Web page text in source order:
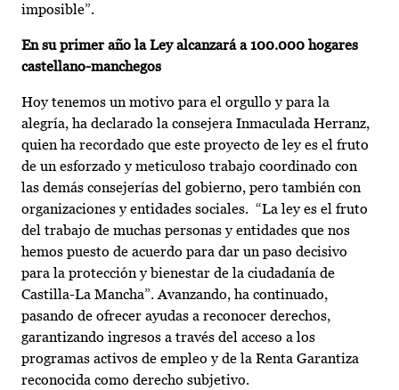
imposible”.
En su primer año la Ley alcanzará a 100.000 hogares
castellano-manchegos
Hoy tenemos un motivo para el orgullo y para la
alegría, ha declarado la consejera Inmaculada Herranz,
quien ha recordado que este proyecto de ley es el fruto
de un esforzado y meticuloso trabajo coordinado con
las demás consejerías del gobierno, pero también con
organizaciones y entidades sociales. “La ley es el fruto
del trabajo de muchas personas y entidades que nos
hemos puesto de acuerdo para dar un paso decisivo
para la protección y bienestar de la ciudadanía de
Castilla-La Mancha”. Avanzando, ha continuado,
pasando de ofrecer ayudas a reconocer derechos,
garantizando ingresos a través del acceso a los
programas activos de empleo y de la Renta Garantiza
reconocida como derecho subjetivo.